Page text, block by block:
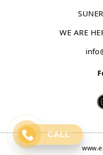
CALL
WE ARE